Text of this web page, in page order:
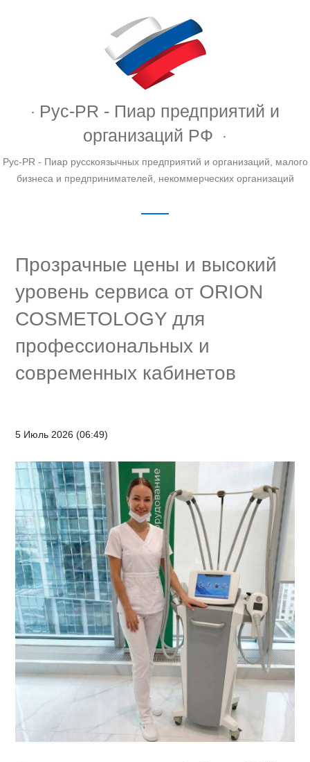
Рус-PR - Пиар предприятий и
организаций РФ
Рус-PR - Пиар русскоязычных предприятий и организаций, малого
бизнеса и предпринимателей, некоммерческих организаций
Прозрачные цены и высокий
уровень сервиса от ORION
COSMETOLOGY для
профессиональных и
современных кабинетов
5 Июль 2026 (06:49)